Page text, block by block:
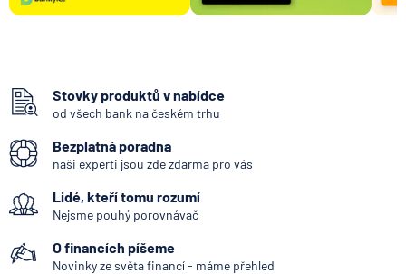
Stovky produktů v nabídce
od všech bank na českém trhu
Bezplatná poradna
naši experti jsou zde zdarma pro vás
Lidé, kteří tomu rozumí
Nejsme pouhý porovnávač
O financích píšeme
Novinky ze světa financí - máme přehled